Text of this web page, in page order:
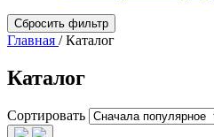
Сбросить фильтр
Главная /Каталог
Каталог
Сортировать